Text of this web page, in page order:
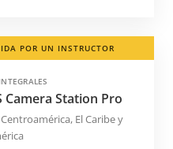
POR UN INSTRUCTOR
Camera Station Pro
El Caribe y